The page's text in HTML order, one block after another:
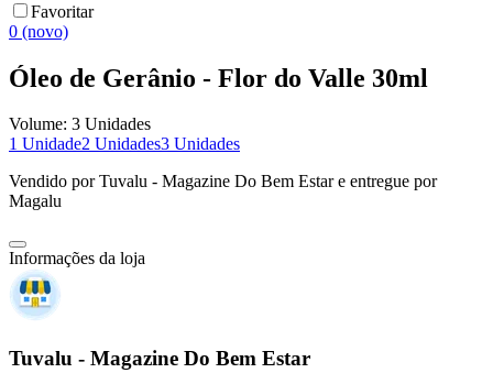
Favoritar
0 (novo)
Óleo de Gerânio - Flor do Valle 30ml
Volume: 3 Unidades
1 Unidade2 Unidades3 Unidades
Vendido porTuvalu - Magazine Do Bem Estare entregue por
Magalu
Informações da loja
Tuvalu - Magazine Do Bem Estar